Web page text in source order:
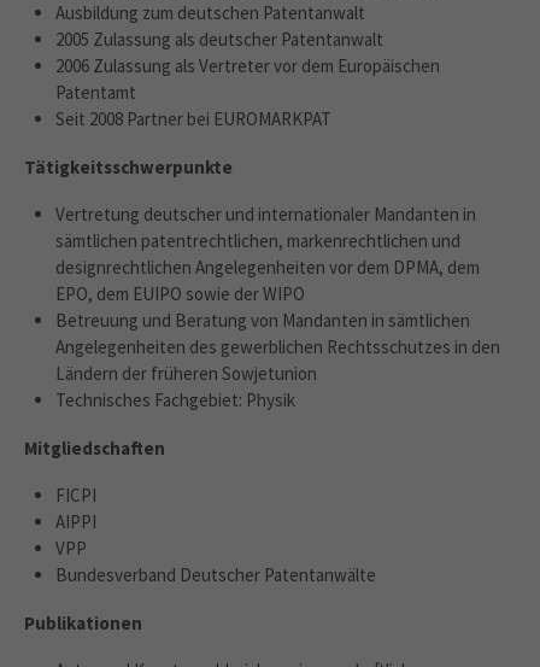
Ausbildung zum deutschen Patentanwalt
2005 Zulassung als deutscher Patentanwalt
2006 Zulassung als Vertreter vor dem Europäischen
Patentamt
Seit 2008 Partner bei EUROMARKPAT
Tätigkeitsschwerpunkte
Vertretung deutscher und internationaler Mandanten in
sämtlichen patentrechtlichen, markenrechtlichen und
designrechtlichen Angelegenheiten vor dem DPMA, dem
EPO, dem EUIPO sowie der WIPO
Betreuung und Beratung von Mandanten in sämtlichen
Angelegenheiten des gewerblichen Rechtsschutzes in den
Ländern der früheren Sowjetunion
Technisches Fachgebiet: Physik
Mitgliedschaften
FICPI
AIPPI
VPP
Bundesverband Deutscher Patentanwälte
Publikationen